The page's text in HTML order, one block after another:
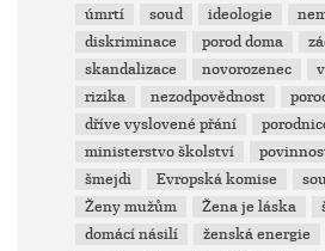
úmrtí
soud ideologie
diskriminace
porod doma
skandalizace
novorozenec
rizika
nezodpovědnost
dříve vyslovené přání
ministerstvo školství
šmejdi
Evropská komise
Ženy mužům
Žena je láska
domácí násilí
ženská energie